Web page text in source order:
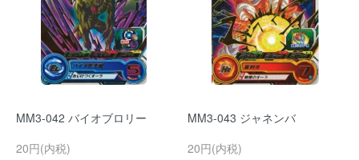
MM3-042 バイオブロリー
20円(内税)
MM3-043 ジャネンバ
20円(内税)